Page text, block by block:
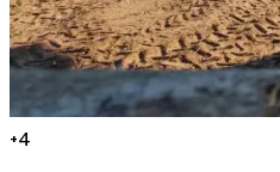
+4